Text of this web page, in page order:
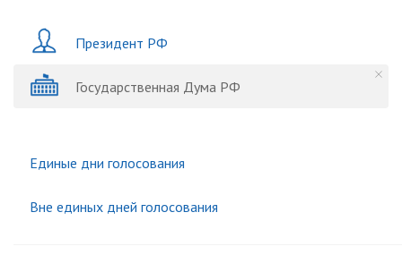
Президент РФ
Государственная Дума РФ
Единые дни голосования
Вне единых дней голосования